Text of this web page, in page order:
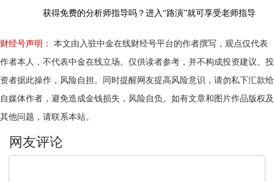
获得免费的分析师指导吗？进入“路演”就可享受老师指导
财经号声明：
本文由入驻中金在线财经号平台的作者撰写，观点仅代表
作者本人，不代表中金在线立场。仅供读者参考，并不构成投资建议。投
资者据此操作，风险自担。同时提醒网友提高风险意识，请勿私下汇款给
自媒体作者，避免造成金钱损失，风险自负。如有文章和图片作品版权及
其他问题，请联系本站。